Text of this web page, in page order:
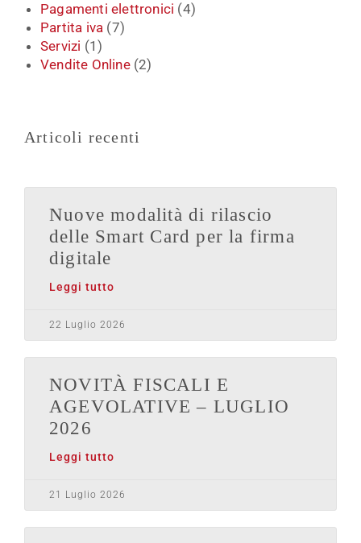
Pagamenti elettronici (4)
Partita iva (7)
Servizi (1)
Vendite Online(2)
Articoli recenti
Nuove modalità di rilascio
delle Smart Card per la firma
digitale
Leggi tutto
22 Luglio 2026
NOVITÀ FISCALI E
AGEVOLATIVE – LUGLIO
2026
Leggi tutto
21 Luglio 2026